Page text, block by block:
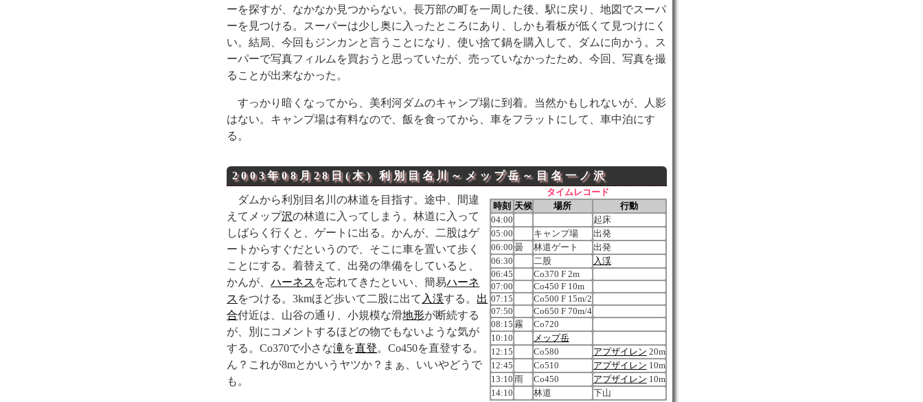
ーを探すが、なかなか見つからない。長万部の町を一周した後、駅に戻り、地図でスーパ
ーを見つける。スーパーは少し奥に入ったところにあり、しかも看板が低くて見つけにく
い。結局、今回もジンカンと言うことになり、使い捨て鍋を購入して、ダムに向かう。ス
ーパーで写真フィルムを買おうと思っていたが、売っていなかったため、今回、写真を撮
ることが出来なかった。
すっかり暗くなってから、美利河ダムのキャンプ場に到着。当然かもしれないが、人影
はない。キャンプ場は有料なので、飯を食ってから、車をフラットにして、車中泊にす
る。
2003年08月28日(木) 利別目名川～ メップ岳 ～目名一ノ沢
タイムレコード
時刻 天候 場所
行動
04:00
起床
05:00
キャンプ場
出発
06:00 曇 林道ゲート
出発
06:30
二股
入渓
06:45
Co370 F 2m
07:00
Co450 F 10m
07:15
Co500 F 15m/2
07:50
Co650 F 70m/4
08:15 霧
Co720
10:10
メップ岳
12:15
Co580 アプザイレン 20m
12:45
Co510 アプザイレン 10m
13:10 雨 Co450 アプザイレン 10m
14:10
林道 下山
ダムから利別目名川の林道を目指す。途中、間違
えてメップ沢の林道に入ってしまう。林道に入って
しばらく行くと、ゲートに出る。かんが、二股はゲ
ートからすぐだというので、そこに車を置いて歩く
ことにする。着替えて、出発の準備をしていると、
かんが、ハーネス を忘れてきたといい、簡易ハーネ
ス をつける。3kmほど歩いて二股に出て 入渓する。 出
合付近は、山谷の通り、小規模な滑地形が断続する
が、別にコメントするほどの物でもないような気が
する。Co370で小さな滝を直登。Co450を直登する。
ん？これが8mとかいうヤツか？まぁ、いいやどうで
も。